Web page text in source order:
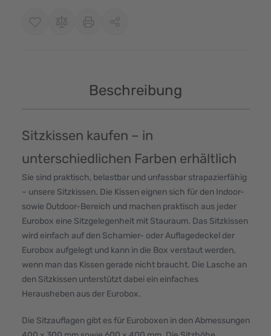
Beschreibung
Sitzkissen kaufen – in
unterschiedlichen Farben erhältlich
Sie sind praktisch, belastbar und unfassbar strapazierfähig
– unsere Sitzkissen. Die Kissen eignen sich für den Indoor-
sowie Outdoor-Bereich und machen praktisch aus jeder
Eurobox eine Sitzgelegenheit mit Stauraum. Das Sitzkissen
wird einfach auf den Scharnier- oder Auflagedeckel der
Eurobox aufgelegt und kann in die Box verstaut werden,
wenn man das Kissen gerade nicht braucht. Die Lasche an
den Sitzkissen unterstützt dabei ein einfaches
Herausheben aus der Eurobox.
Die Sitzauflagen gibt es für Euroboxen in den Abmessungen